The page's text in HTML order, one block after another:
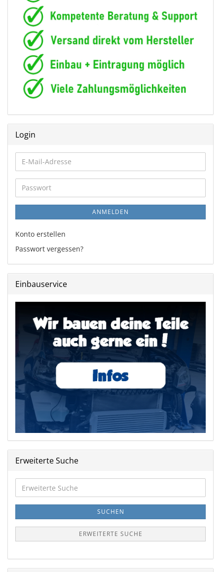
Login
E-
Mail-
Adresse
Passwort
ANMELDEN
Konto erstellen
Passwort vergessen?
Einbauservice
Erweiterte Suche
Suche
SUCHEN
ERWEITERTE SUCHE